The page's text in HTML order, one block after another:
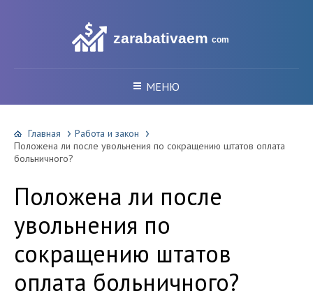
zarabativaem com
МЕНЮ
Главная
Работа и закон
Положена ли после увольнения по сокращению штатов оплата
больничного?
Положена ли после
увольнения по
сокращению штатов
оплата больничного?